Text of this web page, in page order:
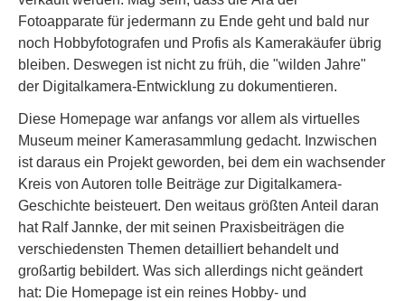
Fotoapparate für jedermann zu Ende geht und bald nur
noch Hobbyfotografen und Profis als Kamerakäufer übrig
bleiben. Deswegen ist nicht zu früh, die "wilden Jahre"
der Digitalkamera-Entwicklung zu dokumentieren.
Diese Homepage war anfangs vor allem als virtuelles
Museum meiner Kamerasammlung gedacht. Inzwischen
ist daraus ein Projekt geworden, bei dem ein wachsender
Kreis von Autoren tolle Beiträge zur Digitalkamera-
Geschichte beisteuert. Den weitaus größten Anteil daran
hat Ralf Jannke, der mit seinen Praxisbeiträgen die
verschiedensten Themen detailliert behandelt und
großartig bebildert. Was sich allerdings nicht geändert
hat: Die Homepage ist ein reines Hobby- und